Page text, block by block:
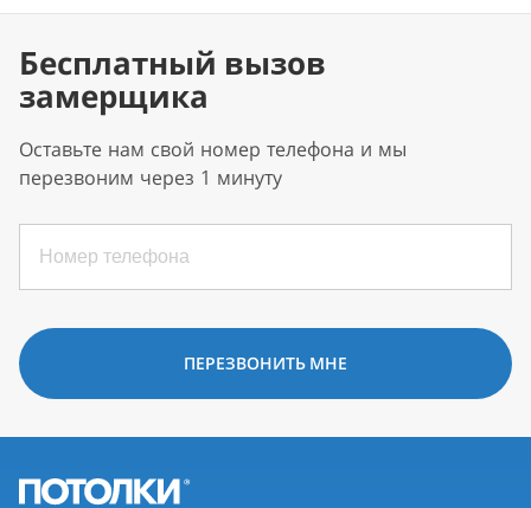
Бесплатный вызов
замерщика
Оставьте нам свой номер телефона и мы
перезвоним через 1 минуту
ПЕРЕЗВОНИТЬ МНЕ